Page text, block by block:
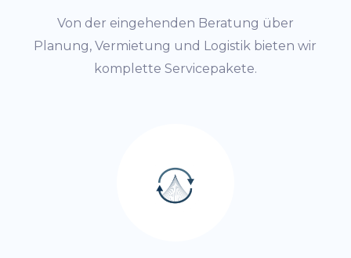
Von der eingehenden Beratung über
Planung, Vermietung und Logistik bieten wir
komplette Servicepakete.